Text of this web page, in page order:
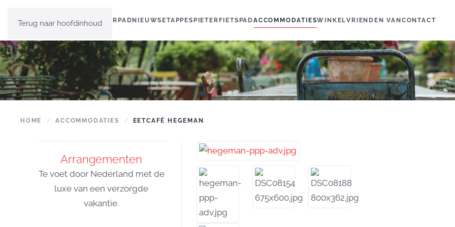
Terug naar hoofdinhoud
HOME PIETERPAD NIEUWS ETAPPES PIETERFIETSPADACCOMMODATIESWINKELVRIENDEN VAN CONTACT
HOME ACCOMMODATIES EETCAFÉ HEGEMAN
Arrangementen
Te voet door Nederland met de
luxe van een verzorgde
vakantie.